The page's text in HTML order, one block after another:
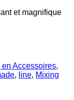
et magnifique
en Accessoires,
, line, Mixing